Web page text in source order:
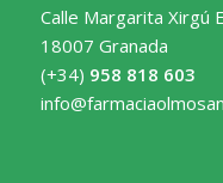
Calle Margarita Xirgú
18007 Granada
(+34) 958 818 603